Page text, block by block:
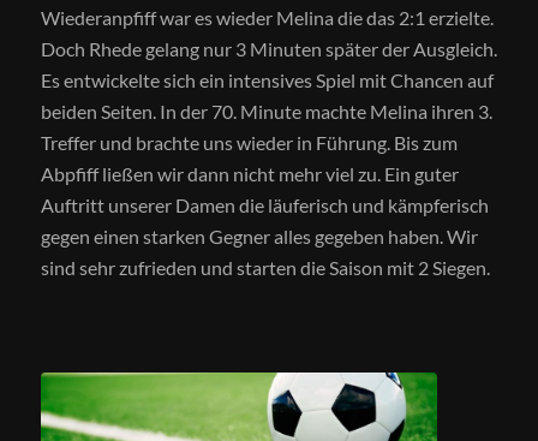
Wiederanpfiff war es wieder Melina die das 2:1 erzielte.
Doch Rhede gelang nur 3 Minuten später der Ausgleich.
Es entwickelte sich ein intensives Spiel mit Chancen auf
beiden Seiten. In der 70. Minute machte Melina ihren 3.
Treffer und brachte uns wieder in Führung. Bis zum
Abpfiff ließen wir dann nicht mehr viel zu. Ein guter
Auftritt unserer Damen die läuferisch und kämpferisch
gegen einen starken Gegner alles gegeben haben. Wir
sind sehr zufrieden und starten die Saison mit 2 Siegen.